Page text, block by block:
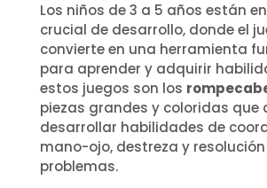
Los niños de 3 a 5 años están
crucial de desarrollo, donde el
convierte en una herramienta
para aprender y adquirir
estos juegos son los
piezas grandes y coloridas que
desarrollar habilidades de
mano-ojo, destreza y
problemas.